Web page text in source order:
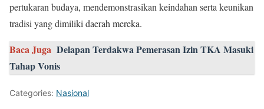
pertukaran budaya, mendemonstrasikan keindahan serta keunikan
tradisi yang dimiliki daerah mereka.
Baca Juga Delapan Terdakwa Pemerasan Izin TKA Masuki
Tahap Vonis
Categories: Nasional